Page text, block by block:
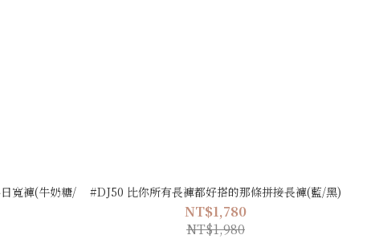
寬褲(牛奶糖/
#DJ50 比你所有長褲都好搭的那條拼接長褲(藍/黑)
NT$1,780
NT$1,980